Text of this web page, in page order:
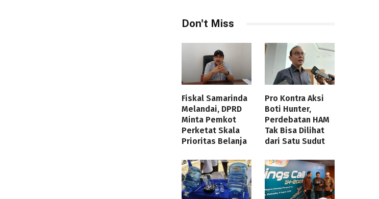
Don't Miss
Fiskal Samarinda
Melandai, DPRD
Minta Pemkot
Perketat Skala
Prioritas Belanja
Pro Kontra Aksi
Boti Hunter,
Perdebatan HAM
Tak Bisa Dilihat
dari Satu Sudut